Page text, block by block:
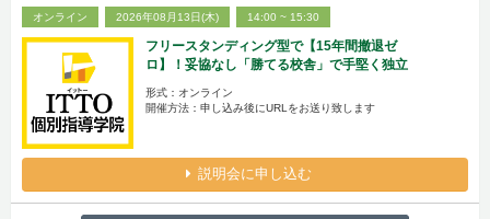
オンライン 2026年08月13日(木) 14:00 ~ 15:30
フリースタンディング型で【15年間撤退ゼ
ロ】！妥協なし「勝てる校舎」で手堅く独立
形式：オンライン
開催方法：申し込み後にURLをお送り致します
説明会に申し込む